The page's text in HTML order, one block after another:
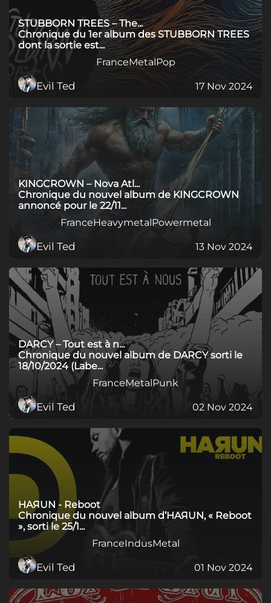
STUBBORN TREES – The...
Chronique du 1er album des STUBBORN TREES
dont la sortie est...
FranceMetalPop
Evil Ted 17 Nov 2024
KINGCROWN – Nova Atl...
Chronique du nouvel album de KINGCROWN
annoncé pour le 22/11...
FranceHeavymetalPowermetal
Evil Ted 13 Nov 2024
DARCY – Tout est à n...
Chronique du nouvel album de DARCY sorti le
18/10/2024 (Labe...
FranceMetalPunk
Evil Ted 02 Nov 2024
HAЯUN - Reboot
Chronique du nouvel album d’HAЯUN, « Reboot
», sorti le 25/1...
FranceIndusMetal
Evil Ted 01 Nov 2024